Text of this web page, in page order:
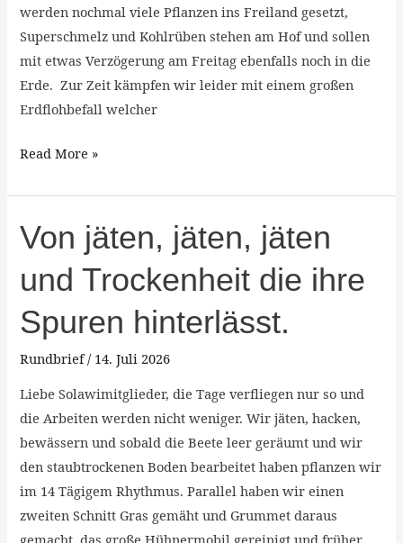
werden nochmal viele Pflanzen ins Freiland gesetzt,
Superschmelz und Kohlrüben stehen am Hof und sollen
mit etwas Verzögerung am Freitag ebenfalls noch in die
Erde. Zur Zeit kämpfen wir leider mit einem großen
Erdflohbefall welcher
Read More »
Von jäten, jäten, jäten
und Trockenheit die ihre
Spuren hinterlässt.
Rundbrief/ 14. Juli 2026
Liebe Solawimitglieder, die Tage verfliegen nur so und
die Arbeiten werden nicht weniger. Wir jäten, hacken,
bewässern und sobald die Beete leer geräumt und wir
den staubtrockenen Boden bearbeitet haben pflanzen wir
im 14 Tägigem Rhythmus. Parallel haben wir einen
zweiten Schnitt Gras gemäht und Grummet daraus
gemacht, das große Hühnermobil gereinigt und früher
Von
jäten,
jäten,
und
ihre
Spuren
hinterlässt.